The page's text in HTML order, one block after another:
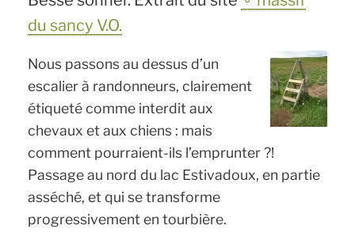
du sancy V.O.
Nous passons au dessus d’un
escalier à randonneurs, clairement
étiqueté comme interdit aux
chevaux et aux chiens : mais
comment pourraient-ils l’emprunter ?!
Passage au nord du lac Estivadoux, en partie
asséché, et qui se transforme
progressivement en tourbière.